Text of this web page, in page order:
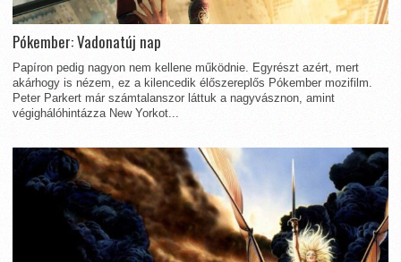
Pókember: Vadonatúj nap
Papíron pedig nagyon nem kellene működnie. Egyrészt azért, mert
akárhogy is nézem, ez a kilencedik élőszereplős Pókember mozifilm.
Peter Parkert már számtalanszor láttuk a nagyvásznon, amint
végighálóhintázza New Yorkot...